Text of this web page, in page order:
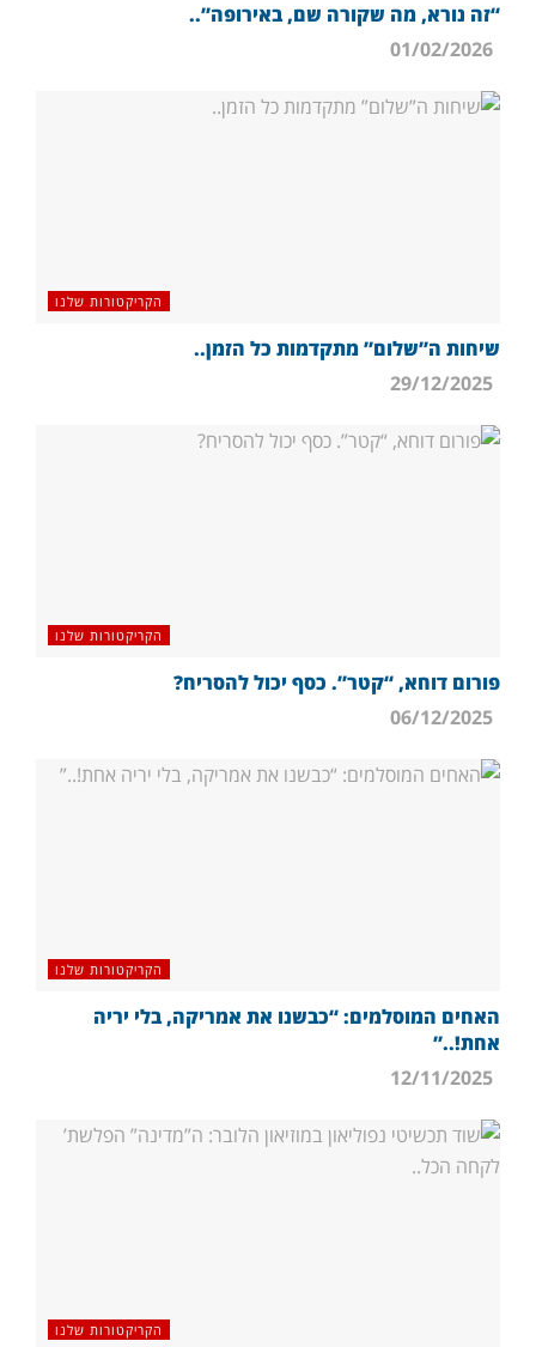
“זה נורא, מה שקורה שם, באירופה”..
הקריקטורות שלנו
שיחות ה”שלום” מתקדמות כל הזמן..
הקריקטורות שלנו
פורום דוחא, “קטר”. כסף יכול להסריח?
הקריקטורות שלנו
האחים המוסלמים: “כבשנו את אמריקה, בלי יריה
אחת!..”
הקריקטורות שלנו